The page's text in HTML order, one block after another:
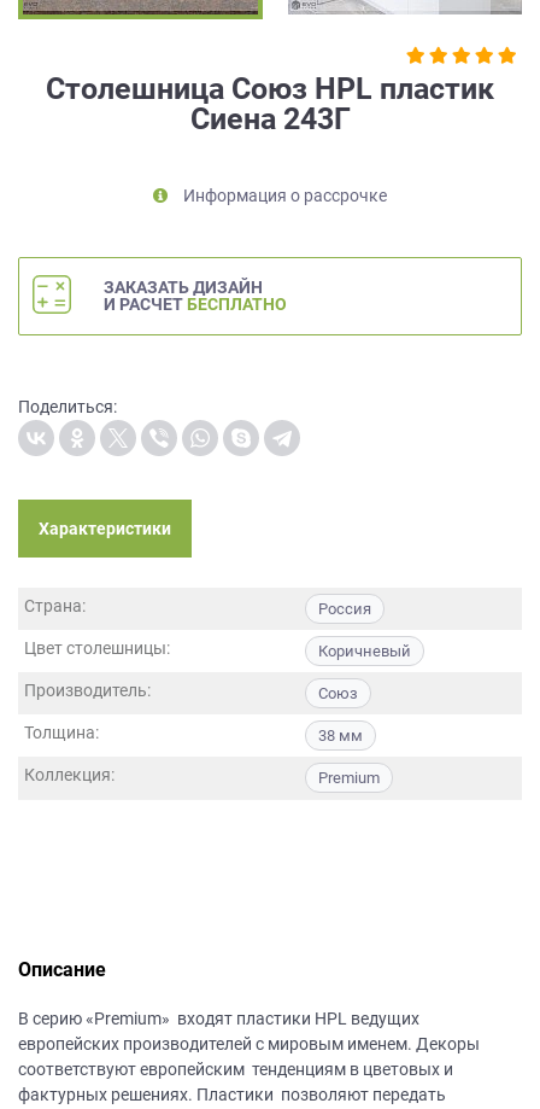
Столешница Союз HPL пластик
Сиена 243Г
Информация о рассрочке
ЗАКАЗАТЬ ДИЗАЙН
И РАСЧЕТ БЕСПЛАТНО
Поделиться:
Характеристики
Страна: Россия
Цвет столешницы: Коричневый
Производитель: Союз
Толщина: 38 мм
Коллекция: Premium
Описание
В серию «Premium» входят пластики HPL ведущих
европейских производителей с мировым именем. Декоры
соответствуют европейским тенденциям в цветовых и
фактурных решениях. Пластики позволяют передать
на
данных,
метрическими
условиях
обработки
персональных